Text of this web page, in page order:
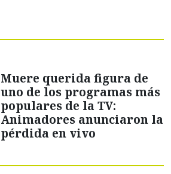
Muere querida figura de
uno de los programas más
populares de la TV:
Animadores anunciaron la
pérdida en vivo